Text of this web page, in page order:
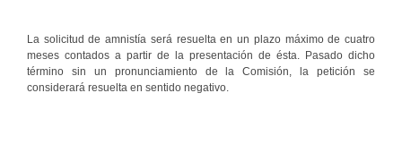
La solicitud de amnistía será resuelta en un plazo máximo de cuatro
meses contados a partir de la presentación de ésta. Pasado dicho
término sin un pronunciamiento de la Comisión, la petición se
considerará resuelta en sentido negativo.